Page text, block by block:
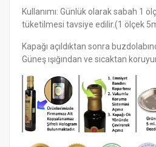
Kullanımı: Günlük olarak sabah 1
tüketilmesi tavsiye edilir.(1 ölçek
Kapağı açıldıktan sonra
Güneş ışığından ve sıcaktan